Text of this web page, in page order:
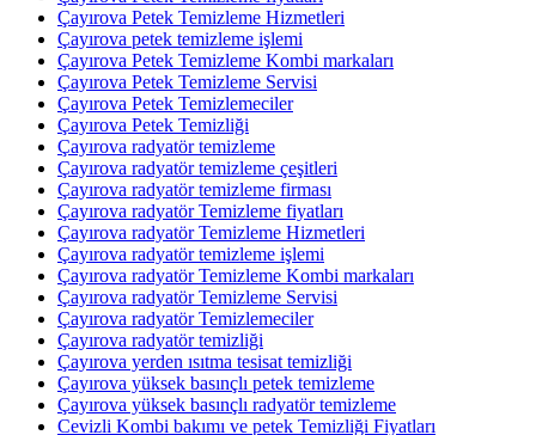
Çayırova Petek Temizleme Hizmetleri
Çayırova petek temizleme işlemi
Çayırova Petek Temizleme Kombi markaları
Çayırova Petek Temizleme Servisi
Çayırova Petek Temizlemeciler
Çayırova Petek Temizliği
Çayırova radyatör temizleme
Çayırova radyatör temizleme çeşitleri
Çayırova radyatör temizleme firması
Çayırova radyatör Temizleme fiyatları
Çayırova radyatör Temizleme Hizmetleri
Çayırova radyatör temizleme işlemi
Çayırova radyatör Temizleme Kombi markaları
Çayırova radyatör Temizleme Servisi
Çayırova radyatör Temizlemeciler
Çayırova radyatör temizliği
Çayırova yerden ısıtma tesisat temizliği
Çayırova yüksek basınçlı petek temizleme
Çayırova yüksek basınçlı radyatör temizleme
Cevizli Kombi bakımı ve petek Temizliği Fiyatları